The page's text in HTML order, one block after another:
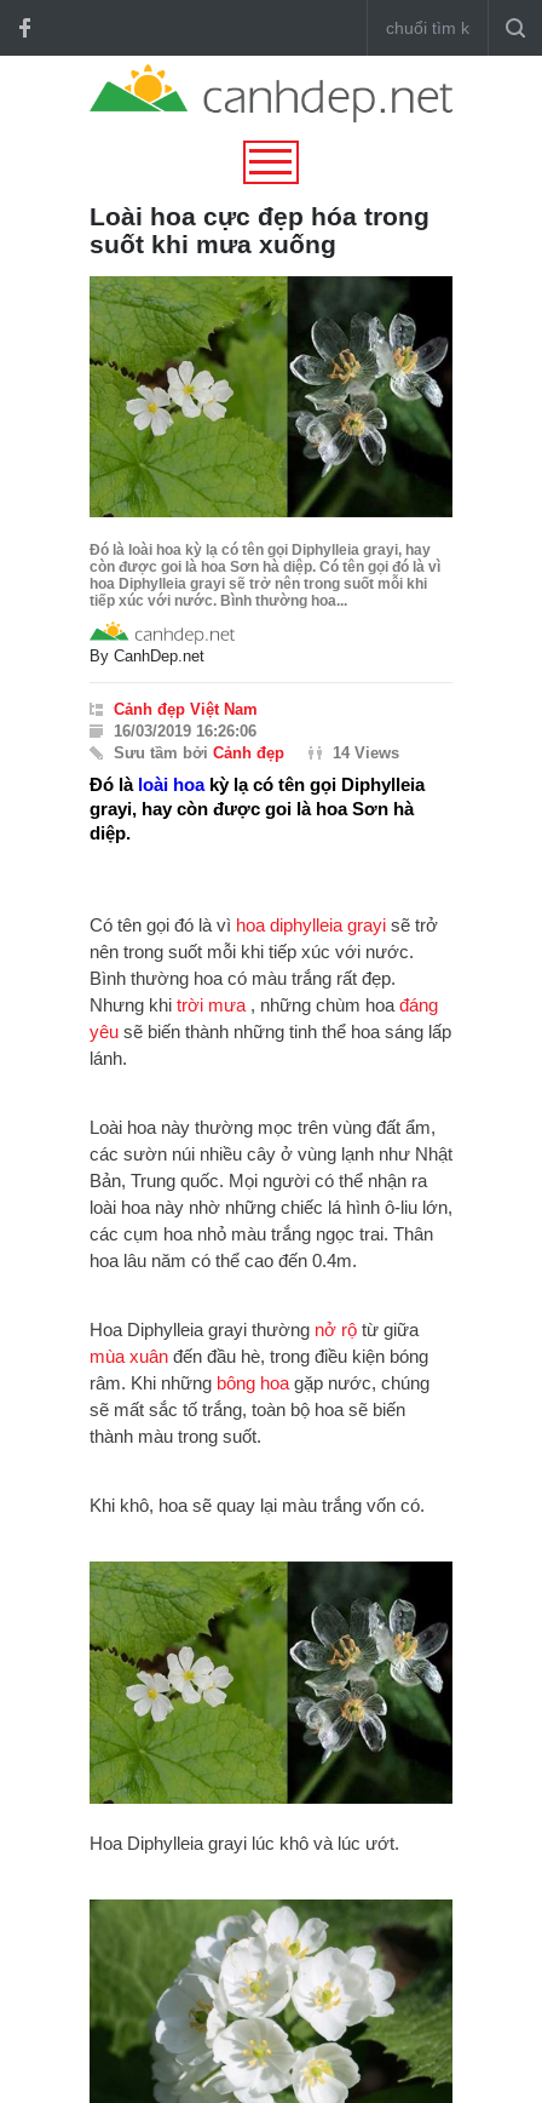
Loài hoa cực đẹp hóa trong
suốt khi mưa xuống
Đó là loài hoa kỳ lạ có tên gọi Diphylleia grayi, hay
còn được goi là hoa Sơn hà diệp. Có tên gọi đó là vì
hoa Diphylleia grayi sẽ trở nên trong suốt mỗi khi
tiếp xúc với nước. Bình thường hoa...
By CanhDep.net
Cảnh đẹp Việt Nam
16/03/2019 16:26:06
Sưu tầm bởi Cảnh đẹp 14 Views
Đó là loài hoakỳ lạ có tên gọi Diphylleia
grayi, hay còn được goi là hoa Sơn hà
diệp.
Có tên gọi đó là vì hoa diphylleia grayi sẽ trở
nên trong suốt mỗi khi tiếp xúc với nước.
Bình thường hoa có màu trắng rất đẹp.
Nhưng khi trời mưa , những chùm hoa đáng
yêu sẽ biến thành những tinh thể hoa sáng lấp
lánh.
Loài hoa này thường mọc trên vùng đất ẩm,
các sườn núi nhiều cây ở vùng lạnh như Nhật
Bản, Trung quốc. Mọi người có thể nhận ra
loài hoa này nhờ những chiếc lá hình ô-liu lớn,
các cụm hoa nhỏ màu trắng ngọc trai. Thân
hoa lâu năm có thể cao đến 0.4m.
Hoa Diphylleia grayi thường nở rộ từ giữa
mùa xuân đến đầu hè, trong điều kiện bóng
râm. Khi những bông hoa gặp nước, chúng
sẽ mất sắc tố trắng, toàn bộ hoa sẽ biến
thành màu trong suốt.
Khi khô, hoa sẽ quay lại màu trắng vốn có.
Hoa Diphylleia grayi lúc khô và lúc ướt.